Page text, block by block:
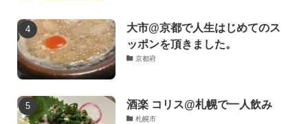
大市@京都で人生はじめてのス
ッポンを頂きました。
京都府
酒楽 コリス@札幌で一人飲み
札幌市